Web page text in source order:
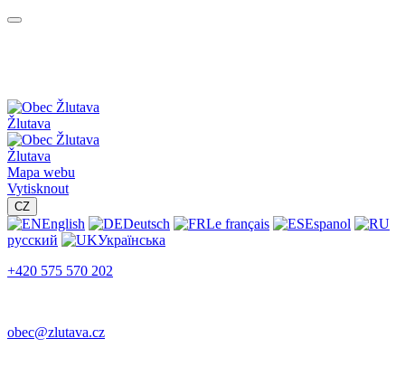
Žlutava
Žlutava
Mapa webu
Vytisknout
CZ
English Deutsch Le français
Espanol
русский
Українська
+420 575 570 202
obec@zlutava.cz